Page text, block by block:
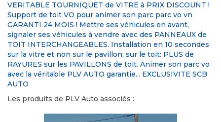
VERITABLE TOURNIQUET de VITRE à PRIX DISCOUNT !
Support de toit VO pour animer son parc parc vo vn
GARANTI 24 MOIS ! Mettre ses véhicules en avant,
signaler ses véhicules à vendre avec des PANNEAUX de
TOIT INTERCHANGEABLES. Installation en 10 secondes
sur la vitre et non sur le pavillon, sur le toit: PLUS de
RAYURES sur les PAVILLONS de toit. Animer son parc vo
avec la véritable PLV AUTO garantie... EXCLUSIVITE SCB
AUTO
Les produits de PLV Auto associés :